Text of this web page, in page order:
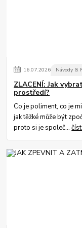
16.07.2026 Návody &
ZLACENÍ: Jak
prostředí?
Co je poliment, co je
jak těžké může být
proto si je společ...